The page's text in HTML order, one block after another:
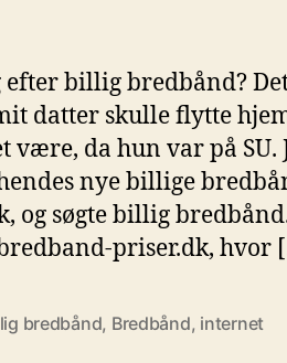
efter billig bredbånd?
datter skulle flytte
være, da hun var på SU.
nye billige
og søgte billig
priser.dk, hvor
bredbånd, Bredbånd, internet